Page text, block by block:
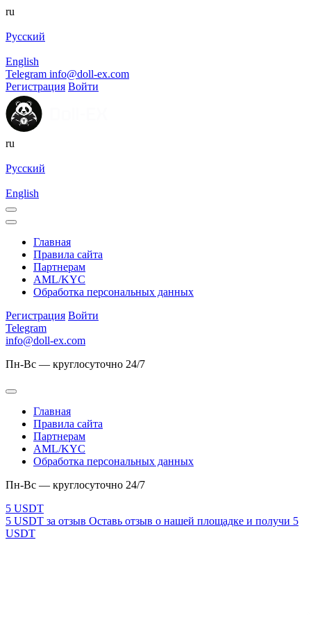
ru
Русский
English
Telegram info@doll-ex.com
Регистрация Войти
ru
Русский
English
Главная
Правила сайта
Партнерам
AML/KYC
Обработка персональных данных
Регистрация Войти
Telegram
info@doll-ex.com
Пн-Вс — круглосуточно 24/7
Главная
Правила сайта
Партнерам
AML/KYC
Обработка персональных данных
Пн-Вс — круглосуточно 24/7
5 USDT за отзыв Оставь отзыв о нашей площадке и получи 5
USDT